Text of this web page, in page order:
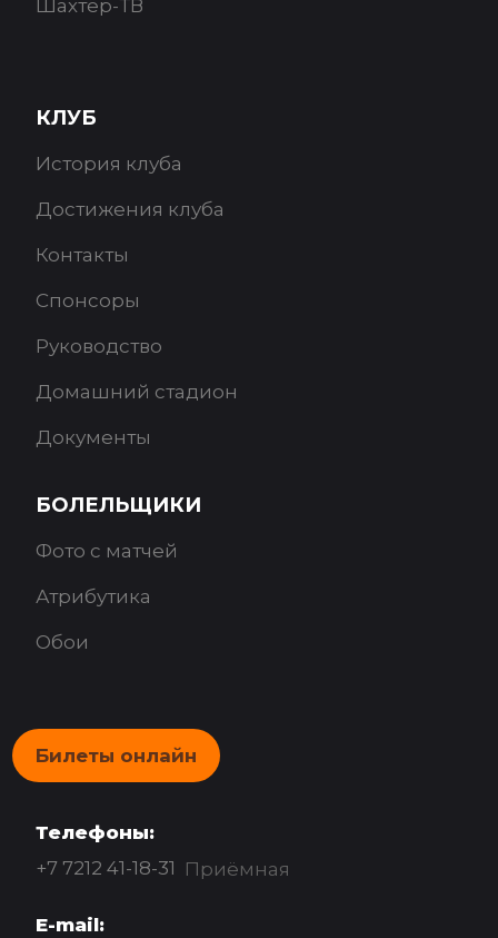
Шахтёр-ТВ
КЛУБ
История клуба
Достижения клуба
Контакты
Спонсоры
Руководство
Домашний стадион
Документы
БОЛЕЛЬЩИКИ
Фото с матчей
Атрибутика
Обои
Билеты онлайн
Телефоны:
+7 7212 41-18-31 Приёмная
E-mail: